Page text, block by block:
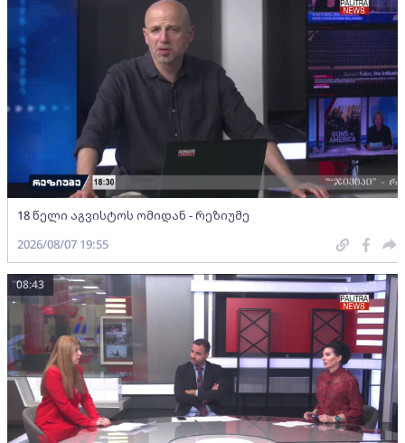
18 წელი აგვისტოს ომიდან - რეზიუმე
2026/08/07 19:55
08:43